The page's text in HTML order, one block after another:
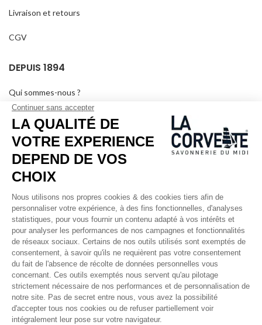
Livraison et retours
CGV
DEPUIS 1894
Qui sommes-nous ?
Savons personnalisés
Visiter le musée
Devenir revendeur
Dans les médias
Mentions légales
RÉSEAUX SOCIAUX
Facebook
Instagram
Pinterest